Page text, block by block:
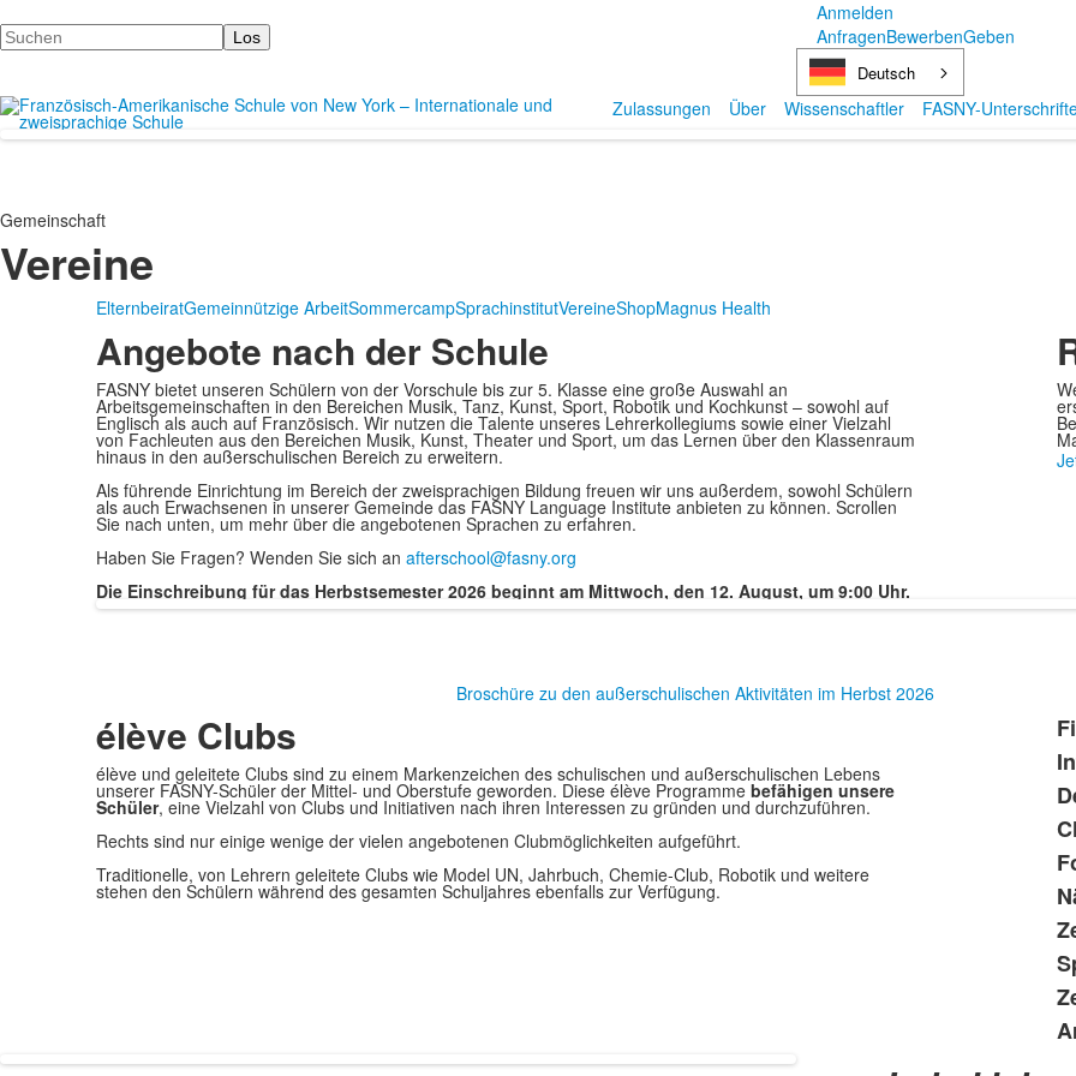
Suchen
Anmelden
AnfragenBewerbenGeben
Deutsch
Zulassungen Über Wissenschaftler FASNY-
Gemeinschaft
Vereine
ElternbeiratGemeinnützige ArbeitSommercampSprachinstitutVereineShopMagnus Health
Angebote nach der Schule
FASNY bietet unseren Schülern von der Vorschule bis zur 5. Klasse eine große Auswahl an
Arbeitsgemeinschaften in den Bereichen Musik, Tanz, Kunst, Sport, Robotik und Kochkunst – sowohl auf
Englisch als auch auf Französisch. Wir nutzen die Talente unseres Lehrerkollegiums sowie einer Vielzahl
von Fachleuten aus den Bereichen Musik, Kunst, Theater und Sport, um das Lernen über den Klassenraum
hinaus in den außerschulischen Bereich zu erweitern.
Als führende Einrichtung im Bereich der zweisprachigen Bildung freuen wir uns außerdem, sowohl Schülern
als auch Erwachsenen in unserer Gemeinde das FASNY Language Institute anbieten zu können. Scrollen
Sie nach unten, um mehr über die angebotenen Sprachen zu erfahren.
Haben Sie Fragen? Wenden Sie sich an afterschool@fasny.org
Die Einschreibung für das Herbstsemester 2026 beginnt am Mittwoch, den 12. August, um 9:00 Uhr.
Broschüre zu den außerschulischen Aktivitäten im Herbst 2026
élève Clubs
élève und geleitete Clubs sind zu einem Markenzeichen des schulischen und außerschulischen Lebens
unserer FASNY-Schüler der Mittel- und Oberstufe geworden. Diese élève Programme befähigen unsere
Schüler, eine Vielzahl von Clubs und Initiativen nach ihren Interessen zu gründen und durchzuführen.
Rechts sind nur einige wenige der vielen angebotenen Clubmöglichkeiten aufgeführt.
Traditionelle, von Lehrern geleitete Clubs wie Model UN, Jahrbuch, Chemie-Club, Robotik und weitere
stehen den Schülern während des gesamten Schuljahres ebenfalls zur Verfügung.